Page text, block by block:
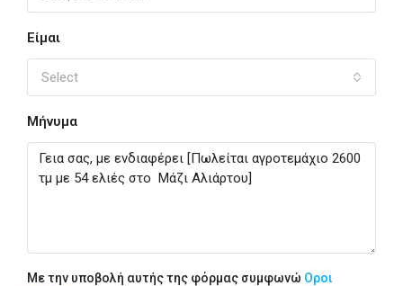
Είμαι
Select
Μήνυμα
Με την υποβολή αυτής της φόρμας συμφωνώ Οροι